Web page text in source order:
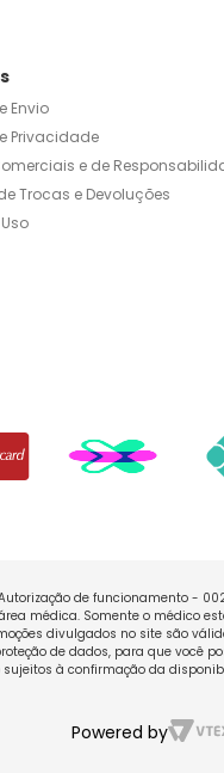
Envio
Privacidade
e de
Trocas e Devoluções
de funcionamento -
médica. Somente o médico
divulgados no site são
de dados, para que você
à confirmação da
Powered by